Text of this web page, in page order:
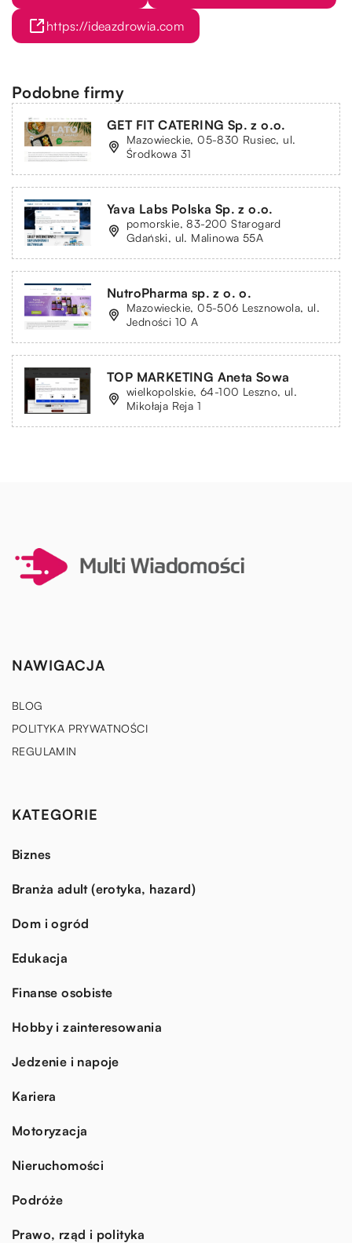
https://ideazdrowia.com
Podobne firmy
GET FIT CATERING Sp. z o.o.
Mazowieckie, 05-830 Rusiec, ul.
Środkowa 31
Yava Labs Polska Sp. z o.o.
pomorskie, 83-200 Starogard
Gdański, ul. Malinowa 55A
NutroPharma sp. z o. o.
Mazowieckie, 05-506 Lesznowola, ul.
Jedności 10 A
TOP MARKETING Aneta Sowa
wielkopolskie, 64-100 Leszno, ul.
Mikołaja Reja 1
NAWIGACJA
BLOG
POLITYKA PRYWATNOŚCI
REGULAMIN
KATEGORIE
Biznes
Branża adult (erotyka, hazard)
Dom i ogród
Edukacja
Finanse osobiste
Hobby i zainteresowania
Jedzenie i napoje
Kariera
Motoryzacja
Nieruchomości
Podróże
Prawo, rząd i polityka